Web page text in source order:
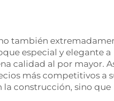
también
especial y elegante a
calidad al por mayor.
más competitivos a
la construcción, sino que